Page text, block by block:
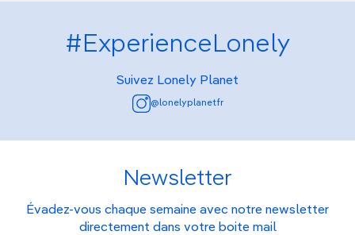
#ExperienceLonely
Suivez Lonely Planet
@lonelyplanetfr
Newsletter
Évadez-vous chaque semaine avec notre newsletter
directement dans votre boite mail